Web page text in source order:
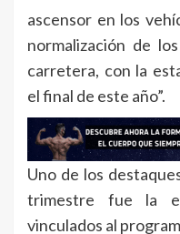
ascensor en los
normalización de
carretera, con la
el final de este año”.
Uno de los
trimestre fue la
vinculados al